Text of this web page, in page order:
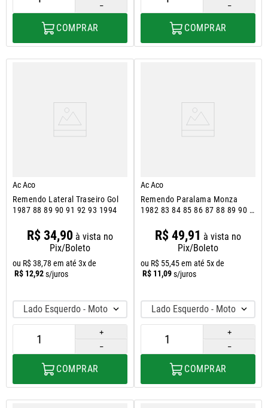
－
COMPRAR
－
COMPRAR
Ac Aco
Remendo Lateral Traseiro Gol
1987 88 89 90 91 92 93 1994
R$ 34,90 à vista no
Pix/Boleto
ou R$38,78 em até 3x de
R$ 12,92s/juros
Lado Esquerdo - Motorista
＋
－
COMPRAR
Ac Aco
Remendo Paralama Monza
1982 83 84 85 86 87 88 89 90 A
R$ 49,91 à vista no
Pix/Boleto
ou R$ 55,45em até 5x de
R$ 11,09s/juros
Lado Esquerdo - Motorista
＋
－
COMPRAR